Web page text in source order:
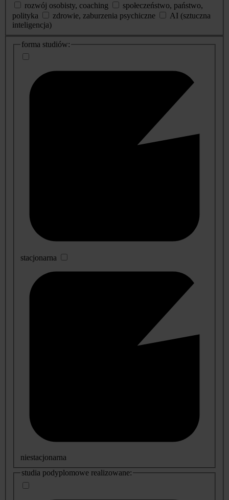
rozwój osobisty, coaching
społeczeństwo, państwo,
polityka
zdrowie, zaburzenia psychiczne
AI (sztuczna
inteligencja)
dodatkowe
informacje
forma studiów:
stacjonarna
niestacjonarna
studia podyplomowe realizowane: